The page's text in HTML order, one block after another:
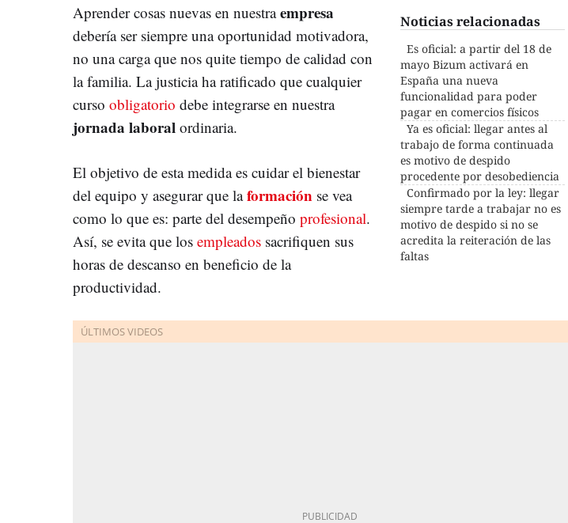
Noticias relacionadas
Es oficial: a partir del 18 de
mayo Bizum activará en
España una nueva
funcionalidad para poder
pagar en comercios físicos
Ya es oficial: llegar antes al
trabajo de forma continuada
es motivo de despido
procedente por desobediencia
Confirmado por la ley: llegar
siempre tarde a trabajar no es
motivo de despido si no se
acredita la reiteración de las
faltas
Aprender cosas nuevas en nuestraempresa
debería ser siempre una oportunidad motivadora,
no una carga que nos quite tiempo de calidad con
la familia. La justicia ha ratificado que cualquier
curso obligatorio debe integrarse en nuestra
jornada laboral ordinaria.
El objetivo de esta medida es cuidar el bienestar
del equipo y asegurar que laformación se vea
como lo que es: parte del desempeño profesional.
Así, se evita que los empleados sacrifiquen sus
horas de descanso en beneficio de la
productividad.